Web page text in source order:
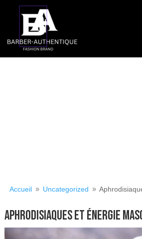
Accueil 9 Uncategorized 9
Aphrodisiaques et énergie